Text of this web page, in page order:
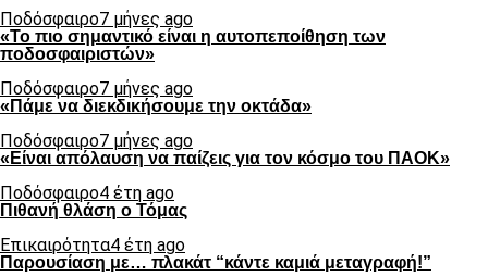
Ποδόσφαιρο7 μήνες ago
«Το πιο σημαντικό είναι η αυτοπεποίθηση των
ποδοσφαιριστών»
Ποδόσφαιρο7 μήνες ago
«Πάμε να διεκδικήσουμε την οκτάδα»
Ποδόσφαιρο7 μήνες ago
«Είναι απόλαυση να παίζεις για τον κόσμο του ΠΑΟΚ»
Ποδόσφαιρο4 έτη ago
Πιθανή θλάση ο Τόμας
Επικαιρότητα4 έτη ago
Παρουσίαση με… πλακάτ “κάντε καμιά μεταγραφή!”